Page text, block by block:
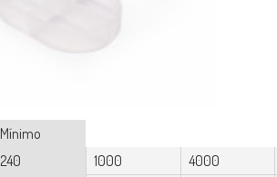
Mínimo
240 1000
4000